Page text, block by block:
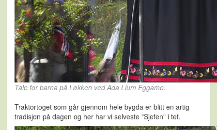
Tale for barna på Løkken ved Ada Lium Eggamo.
Traktortoget som går gjennom hele bygda er blitt en artig
tradisjon på dagen og her har vi selveste "Sjefen" i tet.